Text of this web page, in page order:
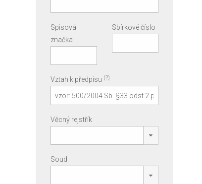
Spisová
značka
Sbírkové číslo
Vztah k předpisu (?)
Věcný rejstřík
Soud